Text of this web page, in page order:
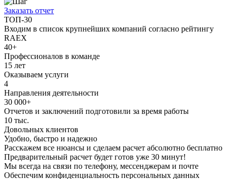
Заказать отчет
ТОП-30
Входим в список крупнейших компаний согласно рейтингу
RAEX
40+
Профессионалов в команде
15 лет
Оказываем услуги
4
Направления деятельности
30 000+
Отчетов и заключений подготовили за время работы
10 тыс.
Довольных клиентов
Удобно, быстро и надежно
Расскажем все нюансы и сделаем расчет абсолютно бесплатно
Предварительный расчет будет готов уже 30 минут!
Мы всегда на связи по телефону, мессенджерам и почте
Обеспечим конфиденциальность персональных данных